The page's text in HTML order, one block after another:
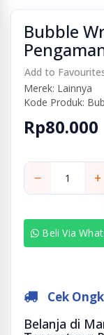
Bubble
Add to
Merek: Lainnya
Kode Produk:
Rp80.000
− +
Beli Via
Cek
Belanja di